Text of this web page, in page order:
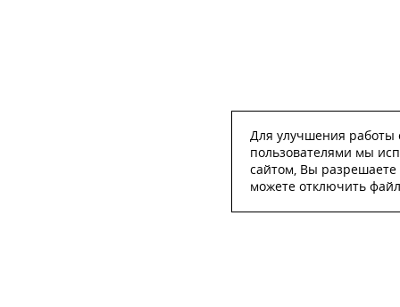
Для улучшения работы
пользователями мы
сайтом, Вы разрешаете
можете отключить